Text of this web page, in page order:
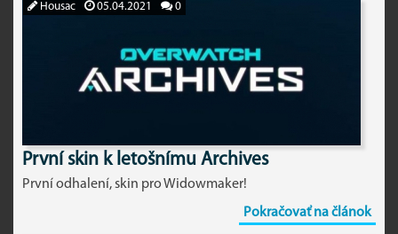
Housac 05.04.2021 0
První skin k letošnímu Archives
První odhalení, skin pro Widowmaker!
Pokračovať na článok